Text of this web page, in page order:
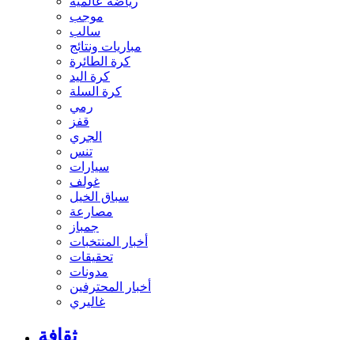
موجب
سالب
مباريات ونتائج
كرة الطائرة
كرة اليد
كرة السلة
رمي
قفز
الجري
تنس
سيارات
غولف
سباق الخيل
مصارعة
جمباز
أخبار المنتخبات
تحقيقات
مدونات
أخبار المحترفين
غاليري